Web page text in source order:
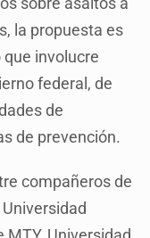
la propuesta es
involucre
federal, de
de
de prevención.
compañeros de